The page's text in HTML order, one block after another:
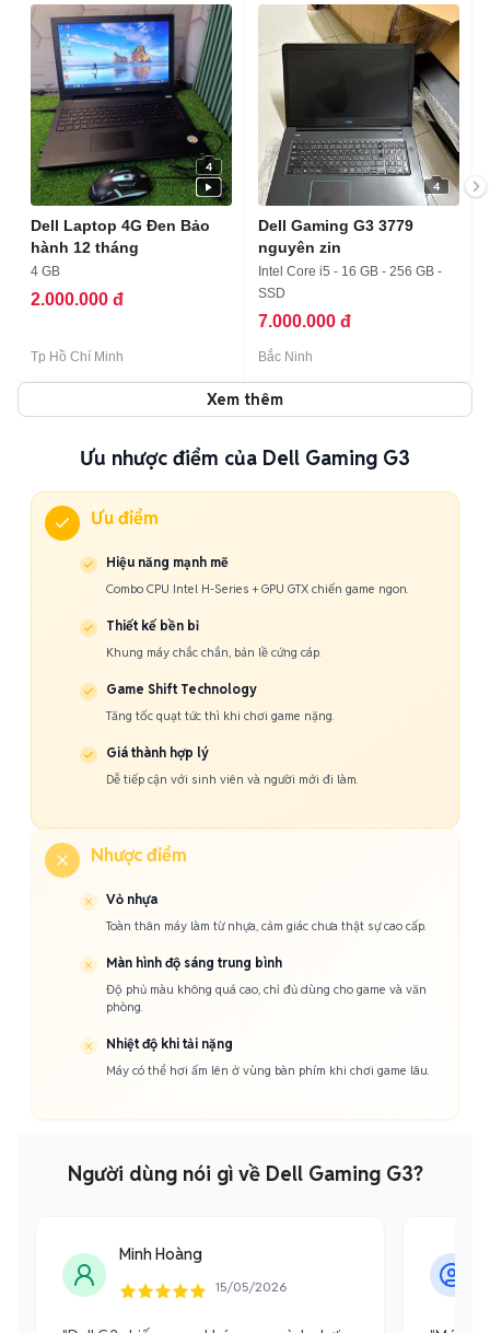
4
Dell Laptop 4G Đen Bảo
hành 12 tháng
4 GB
2.000.000 đ
Tp Hồ Chí Minh
4
Dell Gaming G3 3779
nguyên zin
Intel Core i5 - 16 GB - 256 GB -
SSD
7.000.000 đ
Bắc Ninh
Xem thêm
Ưu nhược điểm của Dell Gaming G3
Ưu điểm
Hiệu năng mạnh mẽ
Combo CPU Intel H-Series + GPU GTX chiến game ngon.
Thiết kế bền bỉ
Khung máy chắc chắn, bản lề cứng cáp.
Game Shift Technology
Tăng tốc quạt tức thì khi chơi game nặng.
Giá thành hợp lý
Dễ tiếp cận với sinh viên và người mới đi làm.
Nhược điểm
Vỏ nhựa
Toàn thân máy làm từ nhựa, cảm giác chưa thật sự cao cấp.
Màn hình độ sáng trung bình
Độ phủ màu không quá cao, chỉ đủ dùng cho game và văn
phòng.
Nhiệt độ khi tải nặng
Máy có thể hơi ấm lên ở vùng bàn phím khi chơi game lâu.
Người dùng nói gì về Dell Gaming G3?
Minh Hoàng
15/05/2026